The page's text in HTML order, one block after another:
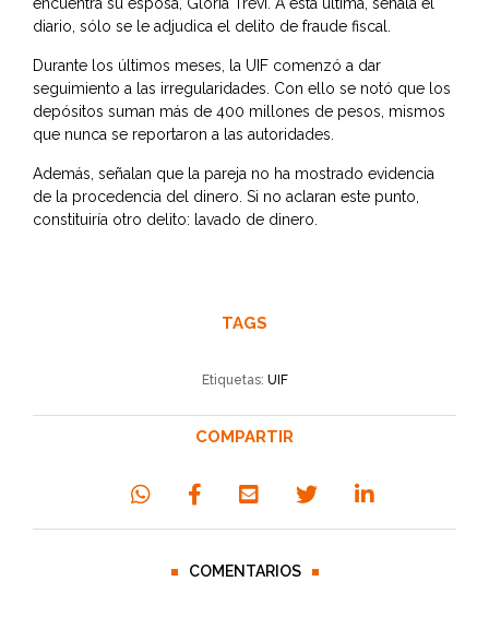
encuentra su esposa, Gloria Trevi. A ésta última, señala el
diario, sólo se le adjudica el delito de fraude fiscal.
Durante los últimos meses, la UIF comenzó a dar
seguimiento a las irregularidades. Con ello se notó que los
depósitos suman más de 400 millones de pesos, mismos
que nunca se reportaron a las autoridades.
Además, señalan que la pareja no ha mostrado evidencia
de la procedencia del dinero. Si no aclaran este punto,
constituiría otro delito: lavado de dinero.
TAGS
Etiquetas: UIF
COMPARTIR
COMENTARIOS